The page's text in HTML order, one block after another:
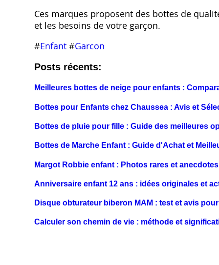
Ces marques proposent des bottes de
et les besoins de votre garçon.
#Enfant #Garcon
Posts récents:
Meilleures bottes de neige pour enfants :
Bottes pour Enfants chez Chaussea : Avis et
Bottes de pluie pour fille : Guide des meilleures
Bottes de Marche Enfant : Guide d'Achat et
Margot Robbie enfant : Photos rares et
Anniversaire enfant 12 ans : idées originales et
Disque obturateur biberon MAM : test et avis
Calculer son chemin de vie : méthode et